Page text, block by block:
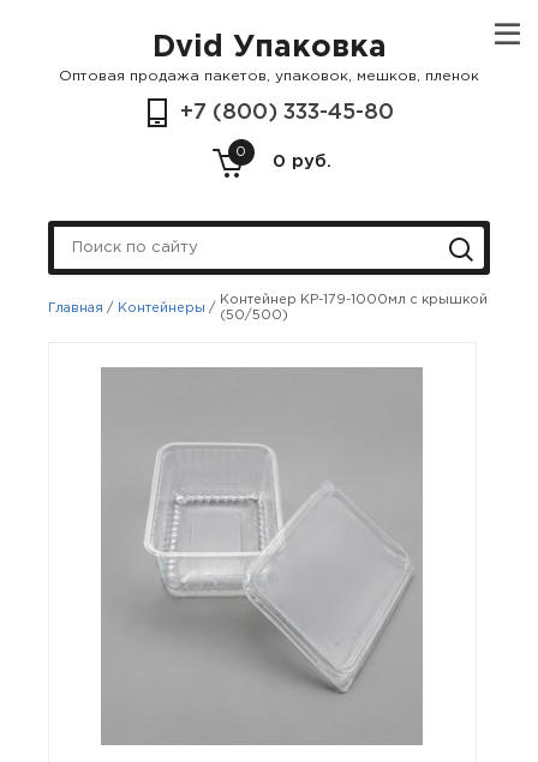
Dvid Упаковка
Оптовая продажа пакетов, упаковок, мешков, пленок
+7 (800) 333-45-80
0
0 руб.
Главная / Контейнеры /
Контейнер КР-179-1000мл с крышкой
(50/500)